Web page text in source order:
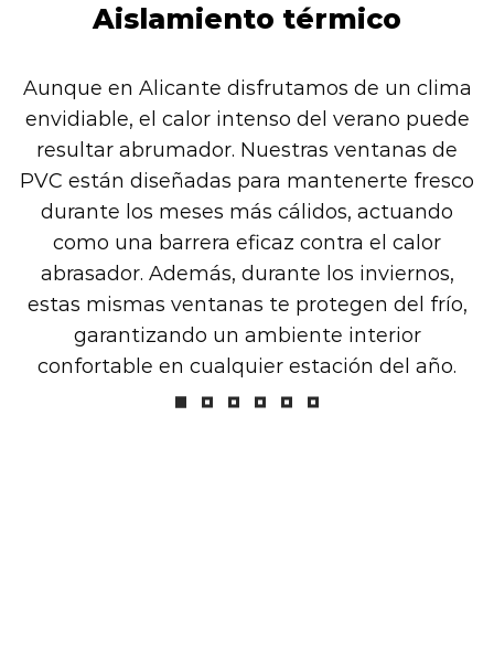
Aislamiento térmico
Aunque en Alicante disfrutamos de un clima
envidiable, el calor intenso del verano puede
resultar abrumador. Nuestras ventanas de
PVC están diseñadas para mantenerte fresco
durante los meses más cálidos, actuando
como una barrera eficaz contra el calor
abrasador. Además, durante los inviernos,
estas mismas ventanas te protegen del frío,
garantizando un ambiente interior
confortable en cualquier estación del año.